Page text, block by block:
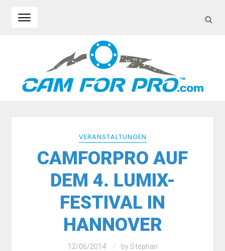
VERANSTALTUNGEN
CAMFORPRO AUF
DEM 4. LUMIX-
FESTIVAL IN
HANNOVER
12/06/2014 by Stephan